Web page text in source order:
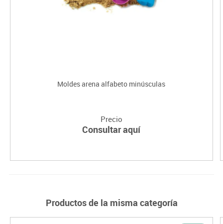
Moldes arena alfabeto minúsculas
Precio
Consultar aquí
Productos de la misma categoría